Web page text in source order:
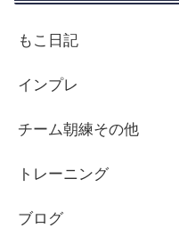
もこ日記
インプレ
チーム朝練その他
トレーニング
ブログ